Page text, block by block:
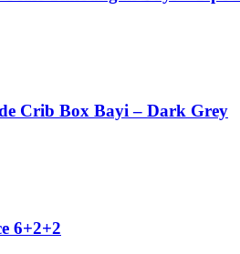
Crib Box Bayi – Dark Grey
6+2+2